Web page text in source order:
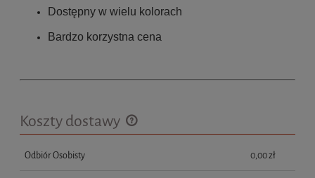
Dostępny w wielu kolorach
Bardzo korzystna cena
Koszty dostawy
Cena nie zawiera ewentualnych kosztów płatności
Odbiór Osobisty 0,00 zł